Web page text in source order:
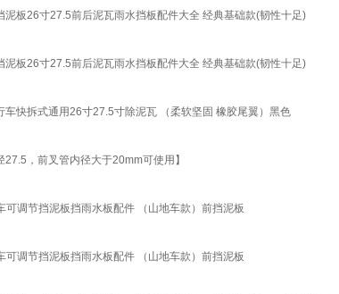
板26寸27.5前后泥瓦雨水挡板配件大全 经典基础款(韧性十足)
板26寸27.5前后泥瓦雨水挡板配件大全 经典基础款(韧性十足)
快拆式通用26寸27.5寸除泥瓦 （柔软坚固 橡胶尾翼）黑色
，前叉管内径大于20mm可使用】
调节挡泥板挡雨水板配件 （山地车款）前挡泥板
调节挡泥板挡雨水板配件 （山地车款）前挡泥板